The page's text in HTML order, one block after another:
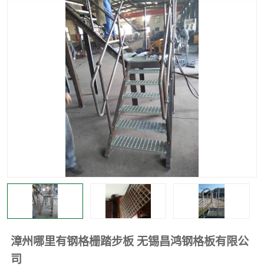
漳州哪里有钢格栅踏步板 无锡昌鸿钢格板有限公
司
水沟盖板
钢格栅
齿形钢格板 钢格板
热镀锌钢格板 复合钢格板
钢格栅踏步板 插接钢格板